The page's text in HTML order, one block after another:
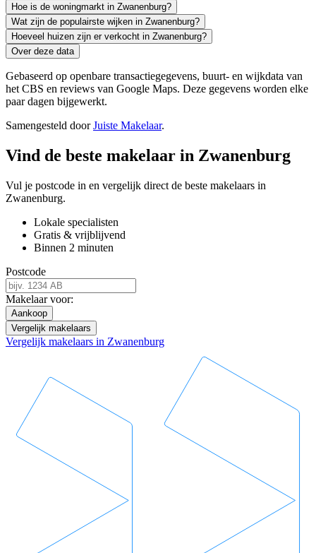
Hoe is de woningmarkt in Zwanenburg?
Wat zijn de populairste wijken in Zwanenburg?
Hoeveel huizen zijn er verkocht in Zwanenburg?
Over deze data
Gebaseerd op openbare transactiegegevens, buurt- en wijkdata van
het CBS en reviews van Google Maps. Deze gegevens worden elke
paar dagen bijgewerkt.
Samengesteld doorJuiste Makelaar.
Vind de beste makelaar in Zwanenburg
Vul je postcode in en vergelijk direct de beste makelaars in
Zwanenburg.
Lokale specialisten
Gratis & vrijblijvend
Binnen 2 minuten
Postcode
Makelaar voor:
Aankoop
Vergelijk makelaars
Vergelijk makelaars in Zwanenburg